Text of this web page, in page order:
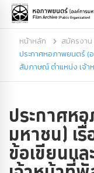
หน้าหลัก
สมัครงาน
ประกาศหอภาพยนตร์ (
สัมภาษณ์ ตำแหน่ง เจ้า
ประกาศห
มหาชน) เ
ข้อเขียนแ